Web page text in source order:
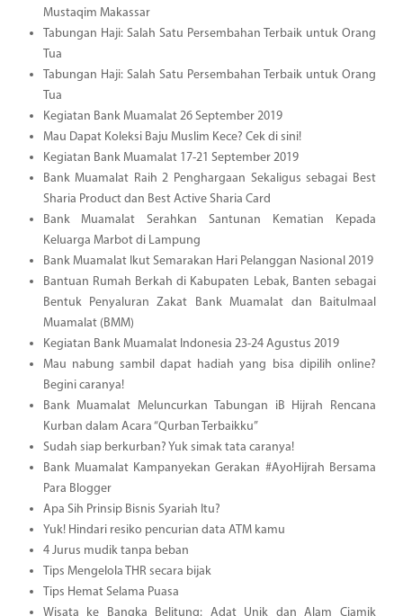
Mustaqim Makassar
Tabungan Haji: Salah Satu Persembahan Terbaik untuk Orang
Tua
Tabungan Haji: Salah Satu Persembahan Terbaik untuk Orang
Tua
Kegiatan Bank Muamalat 26 September 2019
Mau Dapat Koleksi Baju Muslim Kece? Cek di sini!
Kegiatan Bank Muamalat 17-21 September 2019
Bank Muamalat Raih 2 Penghargaan Sekaligus sebagai Best
Sharia Product dan Best Active Sharia Card
Bank Muamalat Serahkan Santunan Kematian Kepada
Keluarga Marbot di Lampung
Bank Muamalat Ikut Semarakan Hari Pelanggan Nasional 2019
Bantuan Rumah Berkah di Kabupaten Lebak, Banten sebagai
Bentuk Penyaluran Zakat Bank Muamalat dan Baitulmaal
Muamalat (BMM)
Kegiatan Bank Muamalat Indonesia 23-24 Agustus 2019
Mau nabung sambil dapat hadiah yang bisa dipilih online?
Begini caranya!
Bank Muamalat Meluncurkan Tabungan iB Hijrah Rencana
Kurban dalam Acara “Qurban Terbaikku”
Sudah siap berkurban? Yuk simak tata caranya!
Bank Muamalat Kampanyekan Gerakan #AyoHijrah Bersama
Para Blogger
Apa Sih Prinsip Bisnis Syariah Itu?
Yuk! Hindari resiko pencurian data ATM kamu
4 Jurus mudik tanpa beban
Tips Mengelola THR secara bijak
Tips Hemat Selama Puasa
Wisata ke Bangka Belitung: Adat Unik dan Alam Ciamik